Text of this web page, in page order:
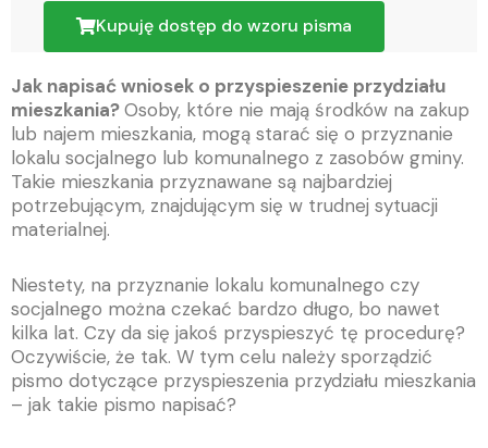
Kupuję dostęp do wzoru pisma
Jak napisać wniosek o przyspieszenie przydziału
mieszkania?Osoby, które nie mają środków na zakup
lub najem mieszkania, mogą starać się o przyznanie
lokalu socjalnego lub komunalnego z zasobów gminy.
Takie mieszkania przyznawane są najbardziej
potrzebującym, znajdującym się w trudnej sytuacji
materialnej.
Niestety, na przyznanie lokalu komunalnego czy
socjalnego można czekać bardzo długo, bo nawet
kilka lat. Czy da się jakoś przyspieszyć tę procedurę?
Oczywiście, że tak. W tym celu należy sporządzić
pismo dotyczące przyspieszenia przydziału mieszkania
– jak takie pismo napisać?